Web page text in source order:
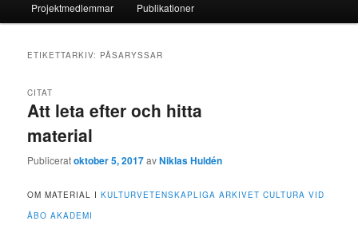
Projektmedlemmar Publikationer
ETIKETTARKIV: PÅSARYSSAR
Att leta efter och hitta
material
CITAT
Publiceratoktober 5, 2017avNiklas Huldén
OM MATERIAL IKULTURVETENSKAPLIGA ARKIVET CULTURA VID
ÅBO AKADEMI